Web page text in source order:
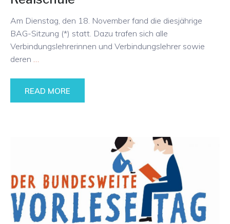
Am Dienstag, den 18. November fand die diesjährige
BAG-Sitzung (*) statt. Dazu trafen sich alle
Verbindungslehrerinnen und Verbindungslehrer sowie
deren
READ MORE